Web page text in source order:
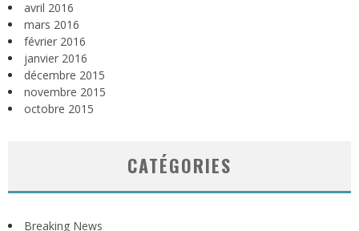
avril 2016
mars 2016
février 2016
janvier 2016
décembre 2015
novembre 2015
octobre 2015
CATÉGORIES
Breaking News